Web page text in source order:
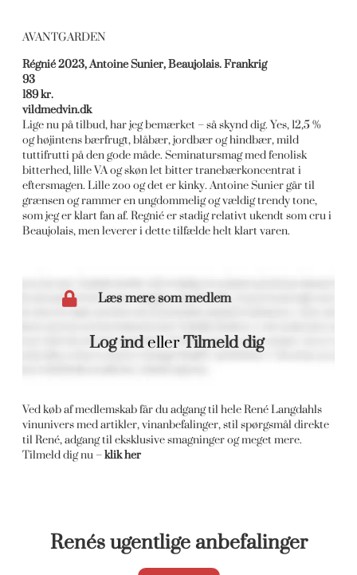
AVANTGARDEN
Régnié 2023, Antoine Sunier, Beaujolais. Frankrig
93
189 kr.
vildmedvin.dk
Lige nu på tilbud, har jeg bemærket – så skynd dig. Yes, 12,5 %
og højintens bærfrugt, blåbær, jordbær og hindbær, mild
tuttifrutti på den gode måde. Seminatursmag med fenolisk
bitterhed, lille VA og skøn let bitter tranebærkoncentrat i
eftersmagen. Lille zoo og det er kinky. Antoine Sunier går til
grænsen og rammer en ungdommelig og vældig trendy tone,
som jeg er klart fan af. Regnié er stadig relativt ukendt som cru i
Beaujolais, men leverer i dette tilfælde helt klart varen.
Læs mere som medlem
Log indellerTilmeld dig
Ved køb af medlemskab får du adgang til hele René Langdahls
vinunivers med artikler, vinanbefalinger, stil spørgsmål direkte
til René, adgang til eksklusive smagninger og meget mere.
Tilmeld dig nu –klik her
Renés ugentlige anbefalinger